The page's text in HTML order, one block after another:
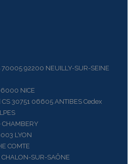
92200 NEUILLY-SUR-SEINE
NICE
30751 06605 ANTIBES Cedex
LYON
COMTE
SUR-SAÔNE